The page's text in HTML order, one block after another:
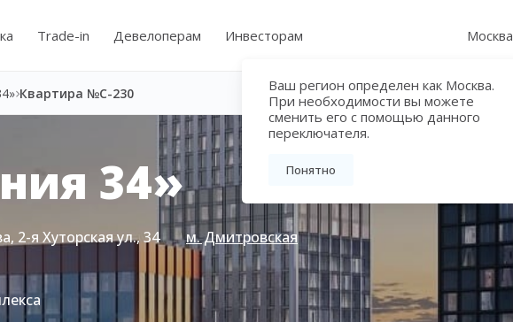
Trade-in Девелоперам Инвесторам Москва
Ваш регион определен как Москва.
При необходимости вы можете
сменить его с помощью данного
переключателя.
Понятно
Квартира №C-230
34»
2-я Хуторская ул., 34 м. Дмитровская